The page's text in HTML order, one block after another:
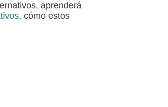
aprenderá
, cómo estos